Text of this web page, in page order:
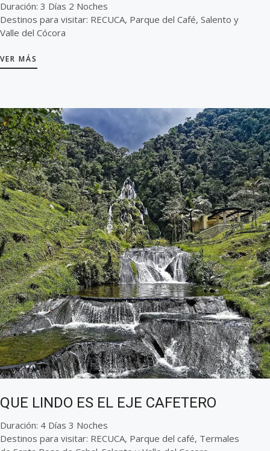
Duración: 3 Días 2 Noches
Destinos para visitar: RECUCA, Parque del Café, Salento y
Valle del Cócora
VER MÁS
QUE LINDO ES EL EJE CAFETERO
Duración: 4 Días 3 Noches
Destinos para visitar: RECUCA, Parque del café, Termales